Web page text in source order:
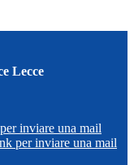
Lecce
inviare una mail
per inviare una mail